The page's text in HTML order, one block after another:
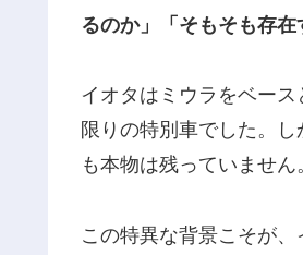
るのか」「そもそも存在
イオタはミウラをベー
限りの特別車でした。
も本物は残っていません
この特異な背景こそが